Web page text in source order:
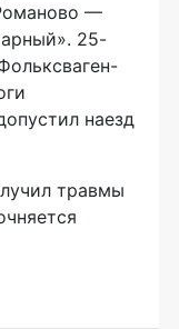
—
25-
наезд
травмы